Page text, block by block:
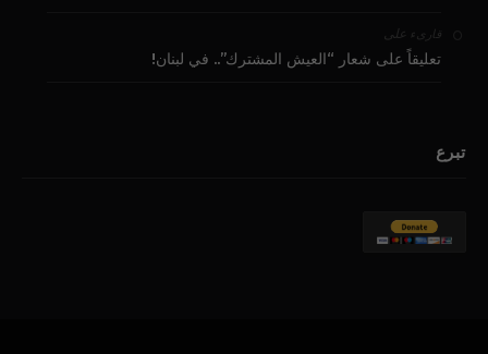
قارىء على
تعليقاً على شعار “العيش المشترك”.. في لبنان!
تبرع